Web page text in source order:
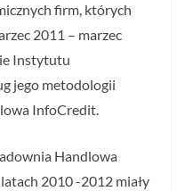
firm, których
2011 – marzec
Instytutu
jego metodologii
InfoCredit.
Handlowa
2010 -2012 miały